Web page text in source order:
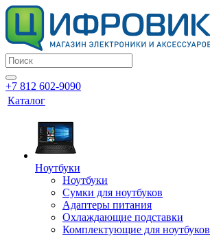
+7 812 602-9090
Каталог
Ноутбуки
Ноутбуки
Сумки для ноутбуков
Адаптеры питания
Охлаждающие подставки
Комплектующие для ноутбуков